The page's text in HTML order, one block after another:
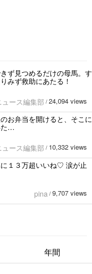
ず見つめるだけの母馬。す
みず救助にあたる！
ース編集部 / 24,094 views
お弁当を開けると、そこに
た…
ース編集部 / 10,332 views
１３万超いいね♡ 涙が止
pina / 9,707 views
年間